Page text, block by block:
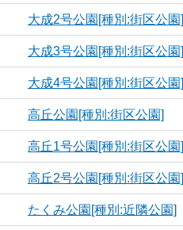
大成2号公園[種別:街区公園]
大成3号公園[種別:街区公園]
大成4号公園[種別:街区公園]
高丘公園[種別:街区公園]
高丘1号公園[種別:街区公園]
高丘2号公園[種別:街区公園]
たくみ公園[種別:近隣公園]